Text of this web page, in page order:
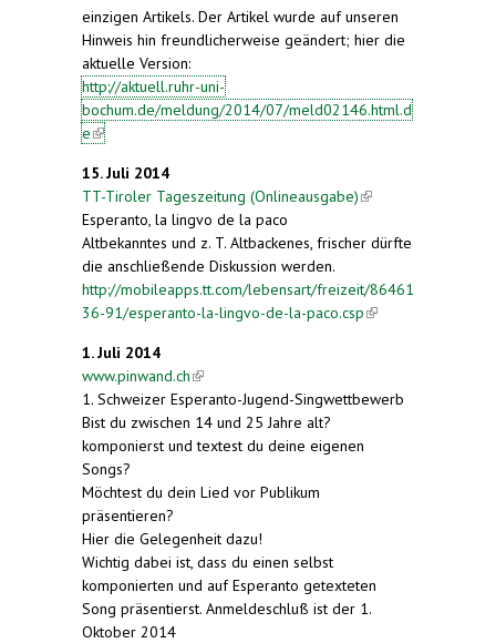
einzigen Artikels. Der Artikel wurde auf unseren
Hinweis hin freundlicherweise geändert; hier die
aktuelle Version:
http://aktuell.ruhr-uni-
bochum.de/meldung/2014/07/meld02146.html.d
e(link is external)
15. Juli 2014
TT-Tiroler Tageszeitung (Onlineausgabe)(link is
Esperanto, la lingvo de la paco
Altbekanntes und z. T. Altbackenes, frischer dürfte
die anschließende Diskussion werden.
http://mobileapps.tt.com/lebensart/freizeit/86461
36-91/esperanto-la-lingvo-de-la-paco.csp(link is
1. Juli 2014
www.pinwand.ch(link is external)
1. Schweizer Esperanto-Jugend-Singwettbewerb
Bist du zwischen 14 und 25 Jahre alt?
komponierst und textest du deine eigenen
Songs?
Möchtest du dein Lied vor Publikum
präsentieren?
Hier die Gelegenheit dazu!
Wichtig dabei ist, dass du einen selbst
komponierten und auf Esperanto getexteten
Song präsentierst. Anmeldeschluß ist der 1.
Oktober 2014